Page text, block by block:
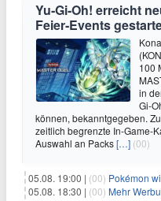
Yu‑Gi‑Oh! erreicht
Feier‑Events
100
in
Gi-
können, bekanntgegeben.
zeitlich begrenzte In-Game-
Auswahl an Packs[…] (00)
05.08. 19:00 | (00) Pokémon wie nie
05.08. 18:30 | (00) Mehr Werbung